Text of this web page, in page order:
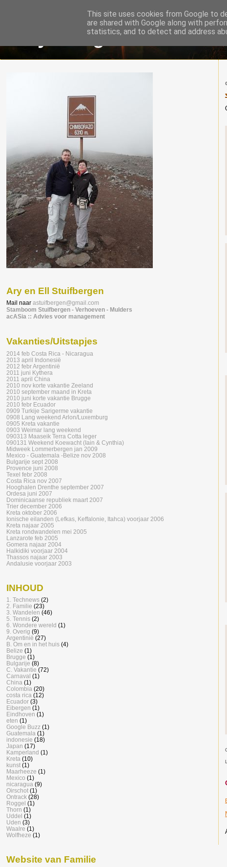
Ary's Blog
Ary en Ell Stuifbergen
Mail naar astuifbergen@gmail.com
Stamboom Stuifbergen - Verhoeven - Mulders
acASia :: Advies voor management
Vakanties/Uitstapjes
2014 feb Costa Rica - Nicaragua
2013 april Indonesië
2012 febr Argentinië
2011 juni Kythera
2011 april China
2010 nov korte vakantie Zeeland
2010 september maand in Kreta
2010 juni korte vakantie Brugge
2010 febr Ecuador
0909 Turkije Sarigerme vakantie
0908 Lang weekend Arlon/Luxemburg
0905 Kreta vakantie
0903 Weimar lang weekend
090313 Maaseik Terra Cotta leger
090131 Weekend Koewacht (Iain & Cynthia)
Midweek Lommerbergen jan 2009
Mexico - Guatemala -Belize nov 2008
Bulgarije sept 2008
Provence juni 2008
Texel febr 2008
Costa Rica nov 2007
Hooghalen Drenthe september 2007
Ordesa juni 2007
Dominicaanse republiek maart 2007
Trier december 2006
Kreta oktober 2006
Ionische eilanden (Lefkas, Keffalonie, Itahca) voorjaar 2006
Kreta najaar 2005
Kreta rondwandelen mei 2005
Lanzarote feb 2005
Gomera najaar 2004
Halkidiki voorjaar 2004
Thassos najaar 2003
Andalusie voorjaar 2003
INHOUD
1. Technews (2)
2. Familie (23)
3. Wandelen (46)
5. Tennis (2)
6. Wondere wereld (1)
9. Overig (9)
Argentinië (27)
B. Om en in het huis (4)
Belize (1)
Brugge (1)
Bulgarije (8)
C. Vakantie (72)
Carnaval (1)
China (1)
Colombia (20)
costa rica (12)
Ecuador (3)
Eibergen (1)
Eindhoven (1)
eten (1)
Google Buzz (1)
Guatemala (1)
indonesie (18)
Japan (17)
Kamperland (1)
Kreta (10)
kunst (1)
Maarheeze (1)
Mexico (1)
nicaragua (9)
Oirschot (1)
Ontrack (28)
Roggel (1)
Thorn (1)
Uddel (1)
Uden (3)
Waalre (1)
Wolfheze (1)
Website van Familie
This site uses cookies from Google to
are shared with Google along with
statistics, and to detect and address